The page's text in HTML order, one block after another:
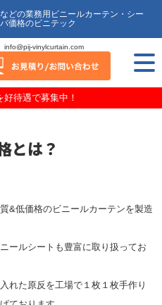
どの業務用ビニールカーテン・シー
価格のビニテック
info@pij-vinylcurtain.com
待遇で募集中！
とは？
&低価格のビニールカーテンを製造
ールシートも豊富に取り扱ってお
れた原反を工場で１枚１枚手作り